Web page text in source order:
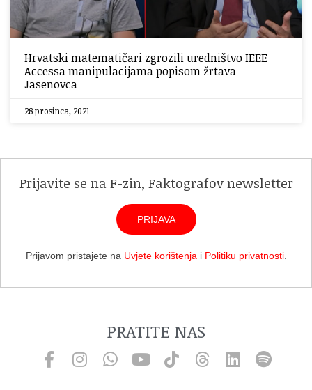
Hrvatski matematičari zgrozili uredništvo IEEE
Accessa manipulacijama popisom žrtava
Jasenovca
28 prosinca, 2021
Prijavite se na F-zin, Faktografov newsletter
PRIJAVA
Prijavom pristajete na Uvjete korištenja i Politiku privatnosti.
PRATITE NAS